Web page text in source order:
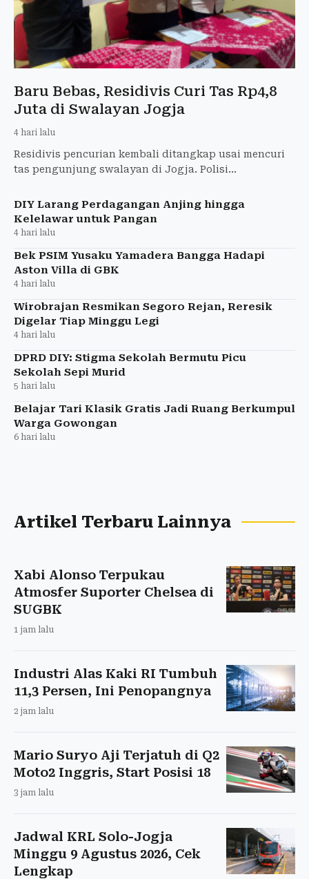
Baru Bebas, Residivis Curi Tas Rp4,8
Juta di Swalayan Jogja
4 hari lalu
Residivis pencurian kembali ditangkap usai mencuri
tas pengunjung swalayan di Jogja. Polisi
DIY Larang Perdagangan Anjing hingga
Kelelawar untuk Pangan
4 hari lalu
Bek PSIM Yusaku Yamadera Bangga Hadapi
Aston Villa di GBK
4 hari lalu
Wirobrajan Resmikan Segoro Rejan, Reresik
Digelar Tiap Minggu Legi
4 hari lalu
DPRD DIY: Stigma Sekolah Bermutu Picu
Sekolah Sepi Murid
5 hari lalu
Belajar Tari Klasik Gratis Jadi Ruang Berkumpul
Warga Gowongan
6 hari lalu
Artikel Terbaru Lainnya
Xabi Alonso Terpukau
Atmosfer Suporter Chelsea di
SUGBK
1 jam lalu
Industri Alas Kaki RI Tumbuh
11,3 Persen, Ini Penopangnya
2 jam lalu
Mario Suryo Aji Terjatuh di Q2
Moto2 Inggris, Start Posisi 18
3 jam lalu
Jadwal KRL Solo-Jogja
Minggu 9 Agustus 2026, Cek
Lengkap